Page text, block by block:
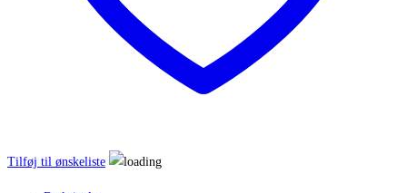
Tilføj til ønskeliste